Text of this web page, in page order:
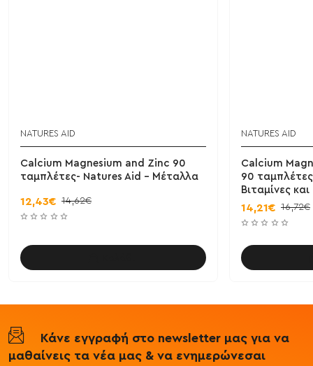
NATURES AID
Calcium Magnesium and Zinc 90
ταμπλέτες- Natures Aid - Μέταλλα
12,43€ 14,62€
NATURES AID
Calcium
90
Βιταμίνες
14,21€ 16,72€
Κάνε εγγραφή στο newsletter μας για να
μαθαίνεις τα νέα μας & να ενημερώνεσαι